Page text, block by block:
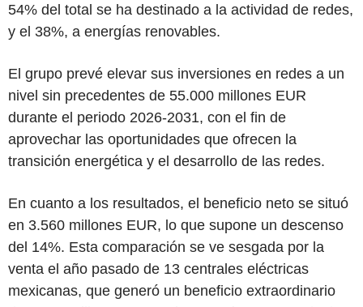
54% del total se ha destinado a la actividad de redes,
y el 38%, a energías renovables.
El grupo prevé elevar sus inversiones en redes a un
nivel sin precedentes de 55.000 millones EUR
durante el periodo 2026-2031, con el fin de
aprovechar las oportunidades que ofrecen la
transición energética y el desarrollo de las redes.
En cuanto a los resultados, el beneficio neto se situó
en 3.560 millones EUR, lo que supone un descenso
del 14%. Esta comparación se ve sesgada por la
venta el año pasado de 13 centrales eléctricas
mexicanas, que generó un beneficio extraordinario